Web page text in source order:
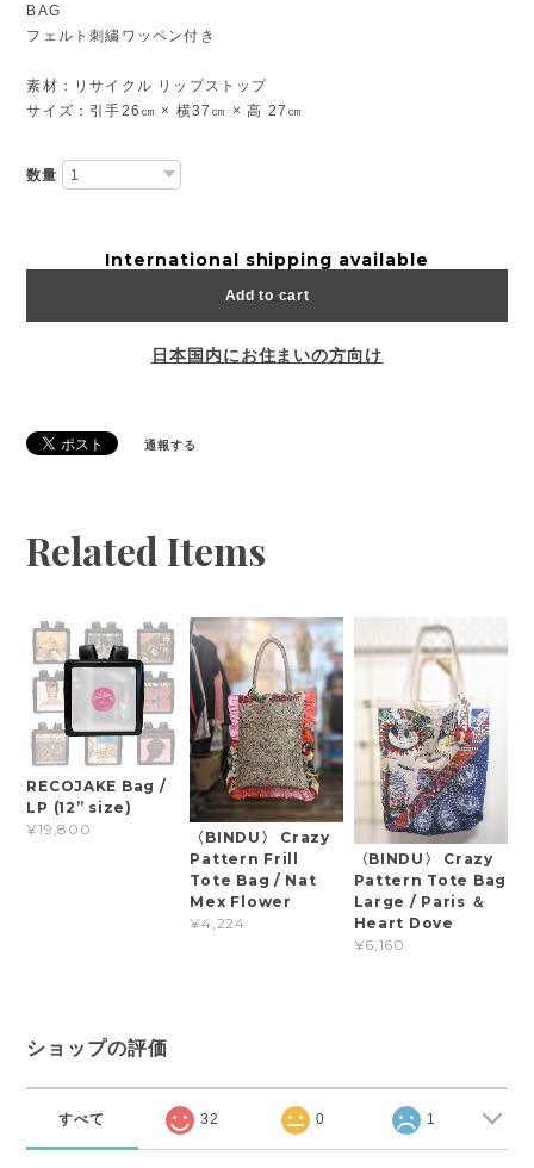
BAG
フェルト刺繍ワッペン付き
素材：リサイクル リップストップ
サイズ：引手26㎝ × 横37㎝ × 高 27㎝
数量
International shipping available
Add to cart
日本国内にお住まいの方向け
通報する
Related Items
RECOJAKE Bag /
LP (12” size)
¥19,800
〈BINDU〉 Crazy
Pattern Frill
Tote Bag / Nat
Mex Flower
¥4,224
〈BINDU〉 Crazy
Pattern Tote Bag
Large / Paris ＆
Heart Dove
¥6,160
ショップの評価
すべて 32 0 1